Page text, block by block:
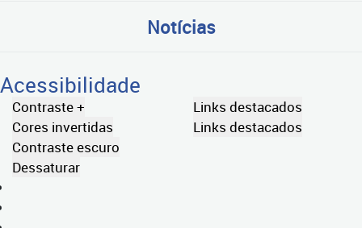
Notícias
Acessibilidade
Contraste +
Cores invertidas
Contraste escuro
Dessaturar
Links destacados
Links destacados